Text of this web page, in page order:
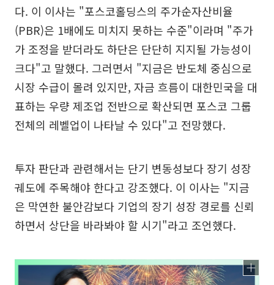
다. 이 이사는 "포스코홀딩스의 주가순자산비율
(PBR)은 1배에도 미치지 못하는 수준"이라며 "주가
가 조정을 받더라도 하단은 단단히 지지될 가능성이
크다"고 말했다. 그러면서 "지금은 반도체 중심으로
시장 수급이 몰려 있지만, 자금 흐름이 대한민국을 대
표하는 우량 제조업 전반으로 확산되면 포스코 그룹
전체의 레벨업이 나타날 수 있다"고 전망했다.
투자 판단과 관련해서는 단기 변동성보다 장기 성장
궤도에 주목해야 한다고 강조했다. 이 이사는 "지금
은 막연한 불안감보다 기업의 장기 성장 경로를 신뢰
하면서 상단을 바라봐야 할 시기"라고 조언했다.